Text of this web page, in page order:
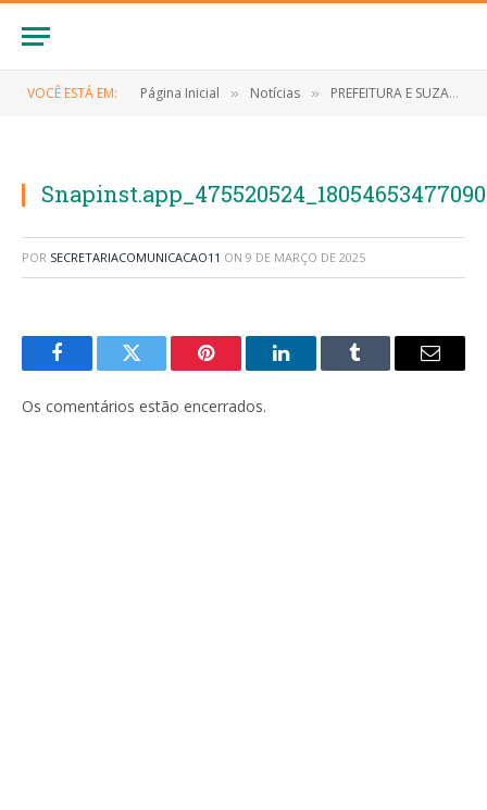
VOCÊ ESTÁ EM: Página Inicial » Notícias » PREFEITURA E SUZANO FIRMAM PARCEIRIA PARA O DESENVOLVIMENTO DA AGRICULTURA FAMILIAR
POR SECRETARIACOMUNICACAO11 ON 9 DE MARÇO DE 2025
FacebookTwitter Pinterest LinkedInTumblr
E-
Os comentários estão encerrados.